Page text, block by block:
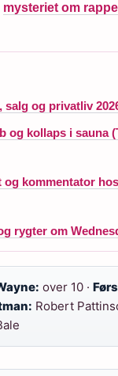
mysteriet om
salg og privatliv
kollaps i sauna
og kommentator hos
rygter om
over 10 ·
Robert